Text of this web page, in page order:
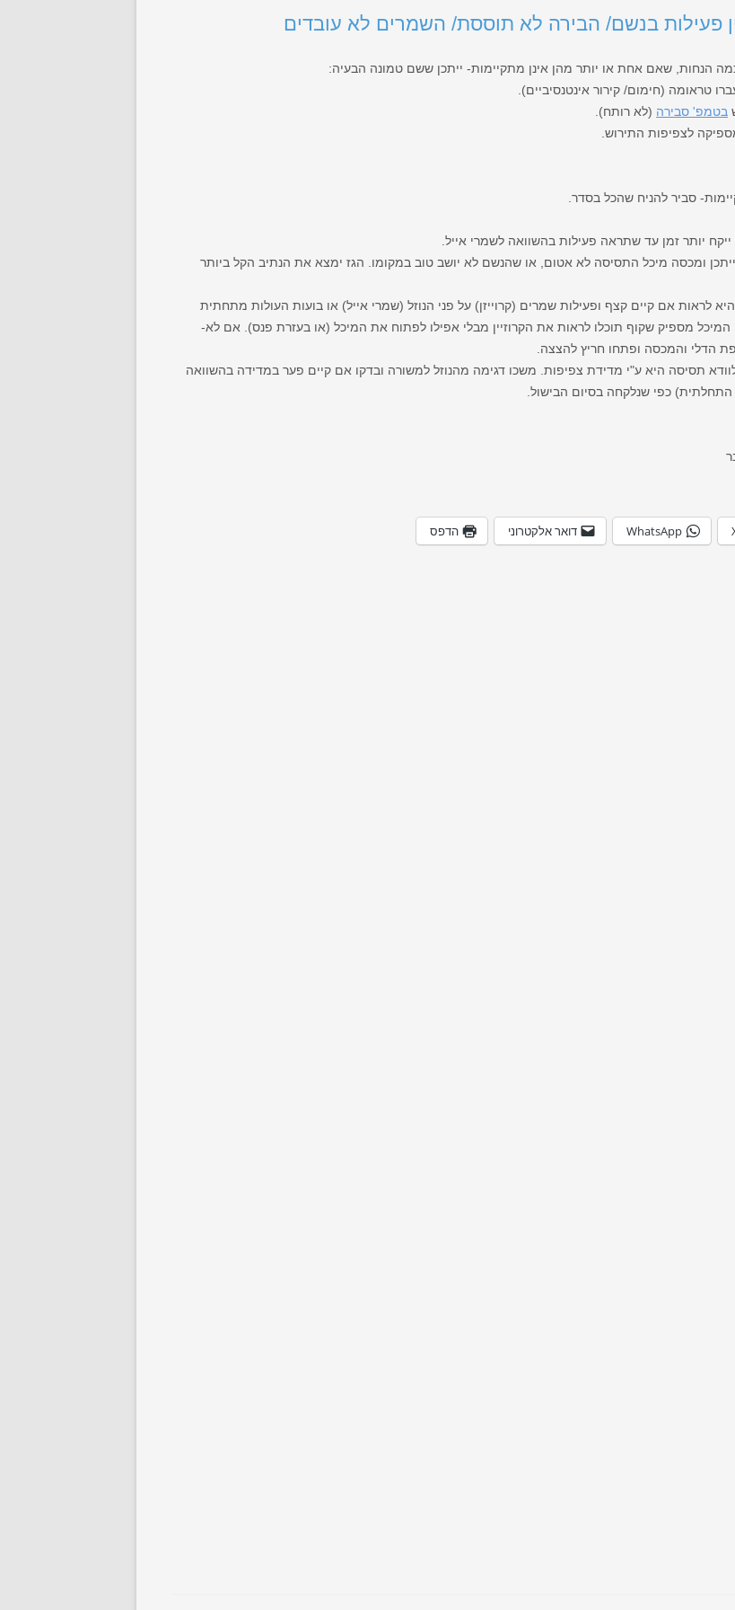
פעילות בנשם/ הבירה לא תוססת/ השמרים לא עובדים
הנחות, שאם אחת או יותר מהן אינן מתקיימות- ייתכן ששם טמונה הבעיה:
טראומה (חימום/ קירור אינטנסיביים).
בטמפ' סבירה (לא רותח).
לצפיפות התירוש.
סביר להניח שהכל בסדר.
יותר זמן עד שתראה פעילות בהשוואה לשמרי אייל.
ומכסה מיכל התסיסה לא אטום, או שהנשם לא יושב טוב במקומו. הגז ימצא את הנתיב הקל ביותר
לראות אם קיים קצף ופעילות שמרים (קרוייזן) על פני הנוזל (שמרי אייל) או בועות העולות מתחתית
מספיק שקוף תוכלו לראות את הקרוזיין מבלי אפילו לפתוח את המיכל (או בעזרת פנס). אם לא-
הדלי והמכסה ופתחו חריץ להצצה.
תסיסה היא ע"י מדידת צפיפות. משכו דגימה מהנוזל למשורה ובדקו אם קיים פער במדידה בהשוואה
WhatsApp דואר אלקטרוני הדפס